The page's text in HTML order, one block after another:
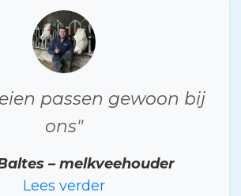
passen gewoon bij
ons"
– melkveehouder
Lees verder